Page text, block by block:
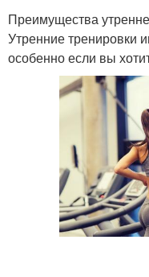
Преимущества
Утренние тренировки
особенно если вы